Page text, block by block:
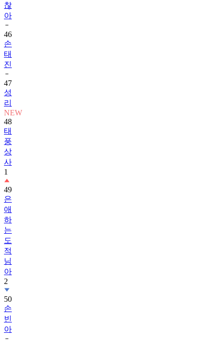
찮
아
46
손
태
진
47
성
리
NEW
48
태
풍
상
사
1
49
은
애
하
는
도
적
님
아
2
50
손
빈
아